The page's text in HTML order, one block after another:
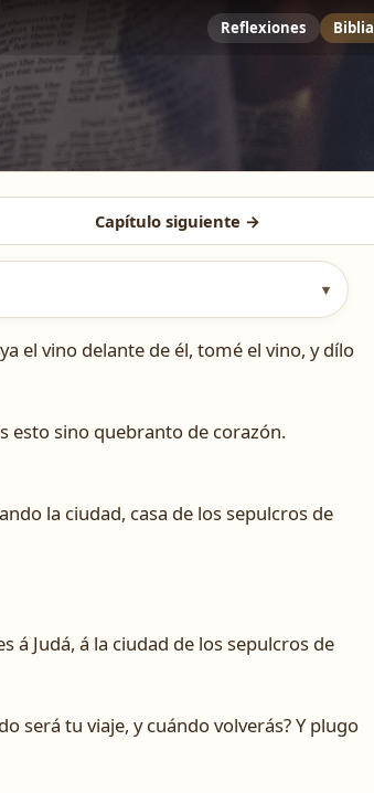
Reflexiones Biblia
Capítulo siguiente →
▾
el vino delante de él, tomé el vino, y dílo
esto sino quebranto de corazón.
la ciudad, casa de los sepulcros de
á Judá, á la ciudad de los sepulcros de
será tu viaje, y cuándo volverás? Y plugo